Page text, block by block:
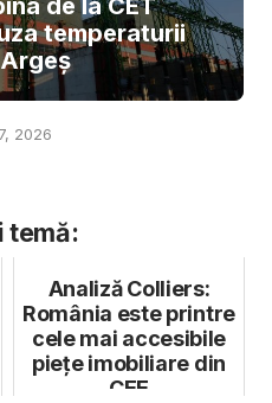
de la CET
temperaturii
2026
temă:
Analiză Colliers:
România este printre
cele mai accesibile
piețe imobiliare din
CEE